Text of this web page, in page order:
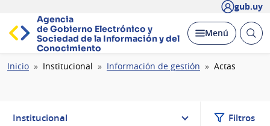
gub.uy
Agencia
de Gobierno Electrónico y
Sociedad de la Información y del
Conocimiento
Desplegar
Menú Abrir
Ruta
Inicio Institucional Información de gestión Actas
Institucional Filtros